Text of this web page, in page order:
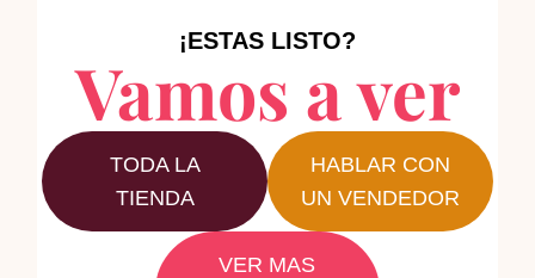
¡ESTAS LISTO?
Vamos a ver
TODA LA
TIENDA
HABLAR CON
UN VENDEDOR
VER MAS